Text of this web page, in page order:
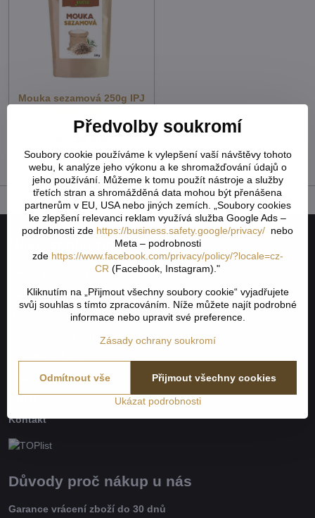
Mouka sezamová 250g IPJ
Skladem - externí sklad
54,10 Kč bez DPH
Naše společnost
Jak to všechno začalo
Obchodní podmínky
Odstoupení od smlouvy
Nevyzvednutá objednávka na dobírku
Doprava a platba
GDPR
Kontakt
Důvody proč nákup u nás
Garance vrácení zboží do 30 dnů
Předvolby soukromí
Soubory cookie používáme k vylepšení vaší návštěvy tohoto
webu, k analýze jeho výkonu a ke shromažďování údajů o
jeho používání. Můžeme k tomu použít nástroje a služby
třetích stran a shromážděná data mohou být přenášena
partnerům v EU, USA nebo jiných zemích. „Soubory cookies
ke zlepšení relevanci reklam využívá služba Google Ads –
podrobnosti zde https://business.safety.google/privacy/ nebo
Meta – podrobnosti
zde https://www.facebook.com/privacy/policy/?locale=cz-
CR (Facebook, Instagram)."
Kliknutím na „Přijmout všechny soubory cookie“ vyjadřujete
svůj souhlas s tímto zpracováním. Níže můžete najít podrobné
informace nebo upravit své preference.
Zásady ochrany soukromí
Ukázat podrobnosti
Přijmout všechny cookies
Odmítnout vše